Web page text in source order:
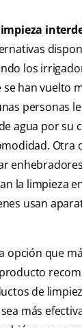
los
han vuelto
personas
agua por su
Otra
la limpieza
usan
opción que
de
más